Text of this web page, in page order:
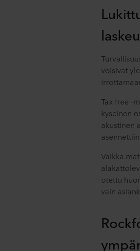
voisivat
Tax free -
kyseinen
akustinen
Vaikka
otettu
vain